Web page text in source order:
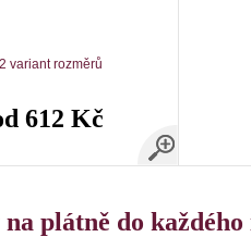
variant rozměrů
612 Kč
plátně do